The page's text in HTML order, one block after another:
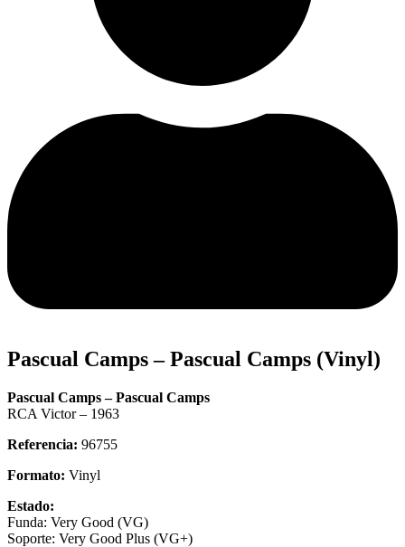
Pascual Camps – Pascual Camps (Vinyl)
Pascual Camps – Pascual Camps
RCA Victor – 1963
Referencia: 96755
Formato: Vinyl
Estado:
Funda: Very Good (VG)
Soporte: Very Good Plus (VG+)